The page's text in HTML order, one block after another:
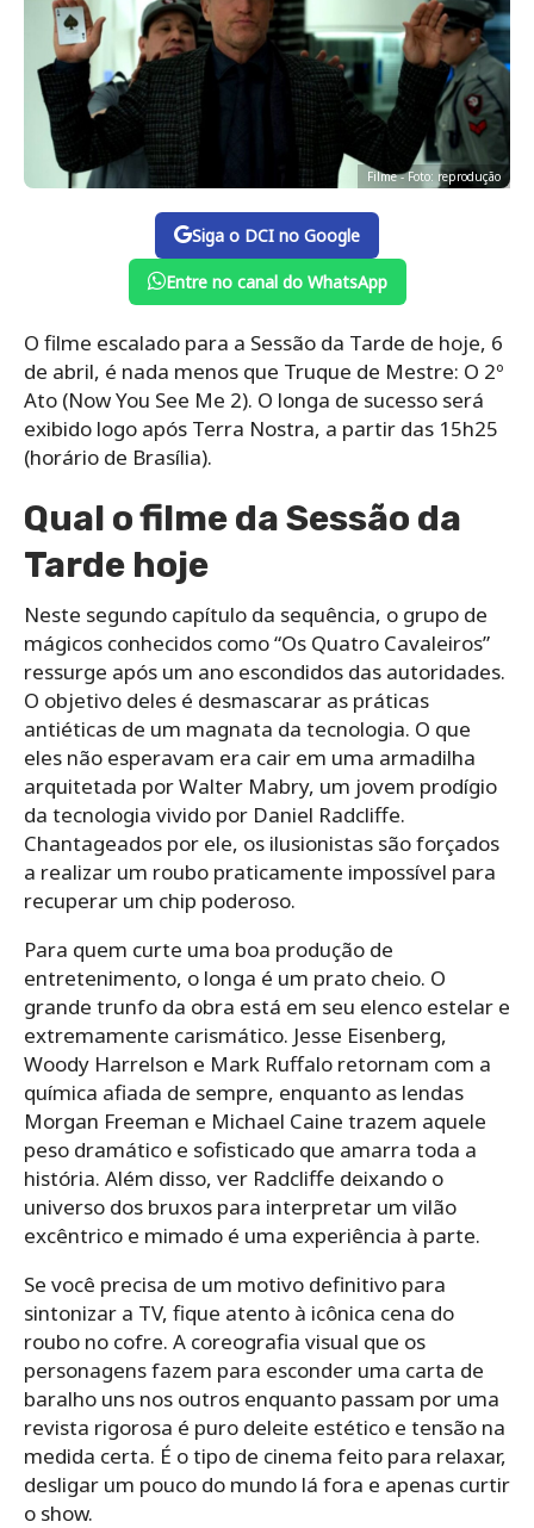
Filme - Foto: reprodução
Siga o DCI no Google
Entre no canal do WhatsApp
O filme escalado para a Sessão da Tarde de hoje, 6
de abril, é nada menos que Truque de Mestre: O 2º
Ato (Now You See Me 2). O longa de sucesso será
exibido logo após Terra Nostra, a partir das 15h25
(horário de Brasília).
Qual o filme da Sessão da
Tarde hoje
Neste segundo capítulo da sequência, o grupo de
mágicos conhecidos como “Os Quatro Cavaleiros”
ressurge após um ano escondidos das autoridades.
O objetivo deles é desmascarar as práticas
antiéticas de um magnata da tecnologia. O que
eles não esperavam era cair em uma armadilha
arquitetada por Walter Mabry, um jovem prodígio
da tecnologia vivido por Daniel Radcliffe.
Chantageados por ele, os ilusionistas são forçados
a realizar um roubo praticamente impossível para
recuperar um chip poderoso.
Para quem curte uma boa produção de
entretenimento, o longa é um prato cheio. O
grande trunfo da obra está em seu elenco estelar e
extremamente carismático. Jesse Eisenberg,
Woody Harrelson e Mark Ruffalo retornam com a
química afiada de sempre, enquanto as lendas
Morgan Freeman e Michael Caine trazem aquele
peso dramático e sofisticado que amarra toda a
história. Além disso, ver Radcliffe deixando o
universo dos bruxos para interpretar um vilão
excêntrico e mimado é uma experiência à parte.
Se você precisa de um motivo definitivo para
sintonizar a TV, fique atento à icônica cena do
roubo no cofre. A coreografia visual que os
personagens fazem para esconder uma carta de
baralho uns nos outros enquanto passam por uma
revista rigorosa é puro deleite estético e tensão na
medida certa. É o tipo de cinema feito para relaxar,
desligar um pouco do mundo lá fora e apenas curtir
o show.